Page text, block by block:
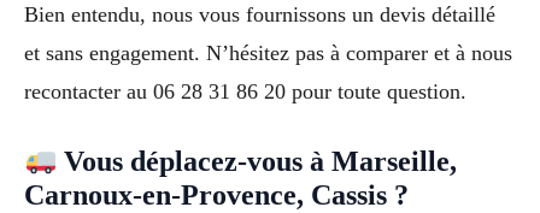
Bien entendu, nous vous fournissons un devis détaillé
et sans engagement. N’hésitez pas à comparer et à nous
recontacter au 06 28 31 86 20 pour toute question.
Vous déplacez-vous à Marseille,
Carnoux-en-Provence, Cassis ?